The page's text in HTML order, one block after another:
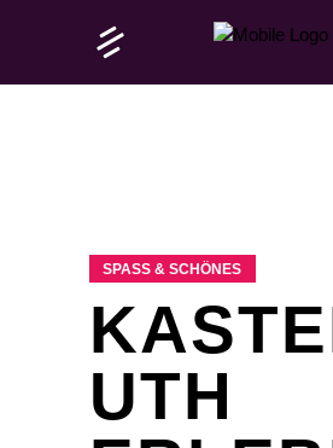
SPASS & SCHÖNES
UTH